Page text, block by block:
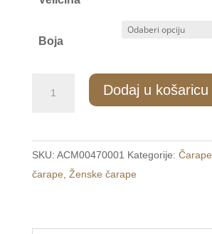
Boja
sokne
35-
38
Dodaj u košaricu
SKU: ACM00470001 Kategorije: Čarape
čarape Ženske čarape